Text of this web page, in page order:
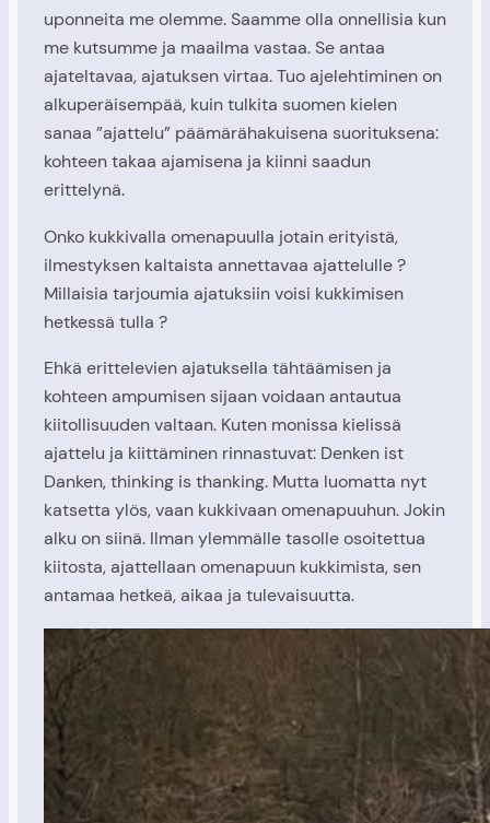
uponneita me olemme. Saamme olla onnellisia kun
me kutsumme ja maailma vastaa. Se antaa
ajateltavaa, ajatuksen virtaa. Tuo ajelehtiminen on
alkuperäisempää, kuin tulkita suomen kielen
sanaa ”ajattelu” päämärähakuisena suorituksena:
kohteen takaa ajamisena ja kiinni saadun
erittelynä.
Onko kukkivalla omenapuulla jotain erityistä,
ilmestyksen kaltaista annettavaa ajattelulle ?
Millaisia tarjoumia ajatuksiin voisi kukkimisen
hetkessä tulla ?
Ehkä erittelevien ajatuksella tähtäämisen ja
kohteen ampumisen sijaan voidaan antautua
kiitollisuuden valtaan. Kuten monissa kielissä
ajattelu ja kiittäminen rinnastuvat: Denken ist
Danken, thinking is thanking. Mutta luomatta nyt
katsetta ylös, vaan kukkivaan omenapuuhun. Jokin
alku on siinä. Ilman ylemmälle tasolle osoitettua
kiitosta, ajattellaan omenapuun kukkimista, sen
antamaa hetkeä, aikaa ja tulevaisuutta.